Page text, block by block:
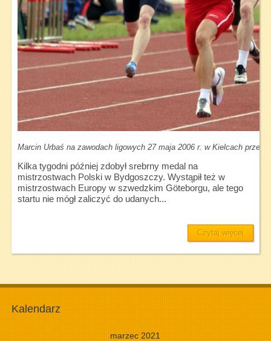
Marcin Urbaś na zawodach ligowych 27 maja 2006 r. w Kielcach
Kilka tygodni później zdobył srebrny medal na
mistrzostwach Polski w Bydgoszczy. Wystąpił też w
mistrzostwach Europy w szwedzkim Göteborgu, ale tego
startu nie mógł zaliczyć do udanych...
Czytaj więcej
Kalendarz
marzec 2021